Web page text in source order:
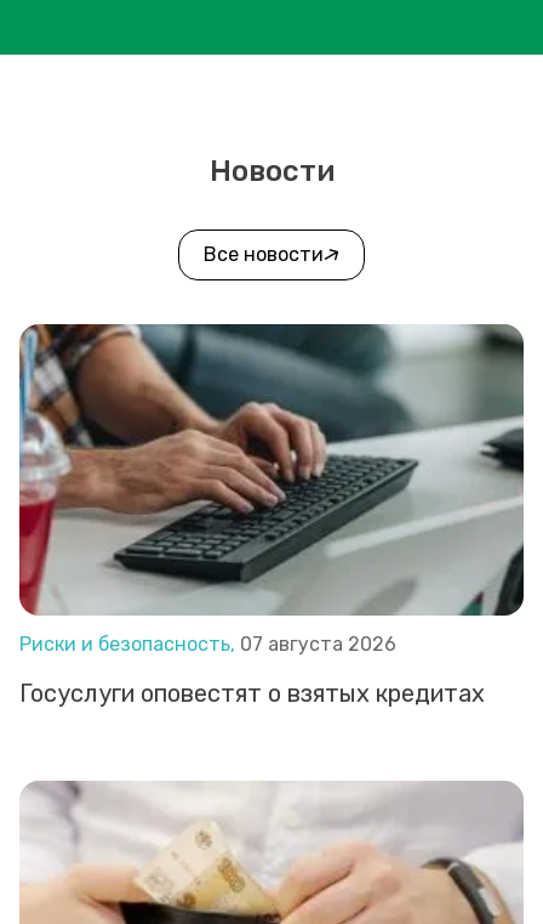
Новости
Все новости
Риски и безопасность, 07 августа 2026
Госуслуги оповестят о взятых кредитах